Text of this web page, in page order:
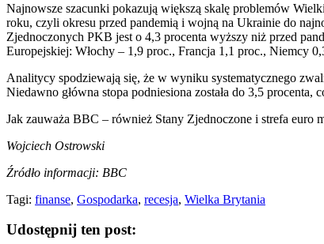
Najnowsze szacunki pokazują większą skalę problemów
roku, czyli okresu przed pandemią i wojną na Ukrainie do
Zjednoczonych PKB jest o 4,3 procenta wyższy niż przed
Europejskiej: Włochy – 1,9 proc., Francja 1,1 proc., Niemcy
Analitycy spodziewają się, że w wyniku systematycznego
Niedawno główna stopa podniesiona została do 3,5
Jak zauważa BBC – również Stany Zjednoczone i strefa euro
Wojciech Ostrowski
Źródło informacji: BBC
Tagi: finanse, Gospodarka, recesja, Wielka Brytania
Udostępnij ten post: